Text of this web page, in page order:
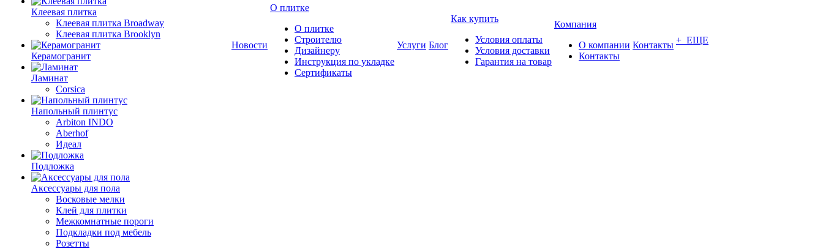
Клеевая плитка
Клеевая плитка Broadway
Клеевая плитка Brooklyn
Керамогранит
Ламинат
Corsica
Напольный плинтус
Arbiton INDO
Aberhof
Идеал
Подложка
Аксессуары для пола
Восковые мелки
Клей для плитки
Межкомнатные пороги
Подкладки под мебель
Розетты
Новости
О плитке
О плитке
Строителю
Дизайнеру
Инструкция по укладке
Сертификаты
Услуги Блог
Как купить
Условия оплаты
Условия доставки
Гарантия на товар
Компания
О компании
Контакты
Контакты + ЕЩЕ